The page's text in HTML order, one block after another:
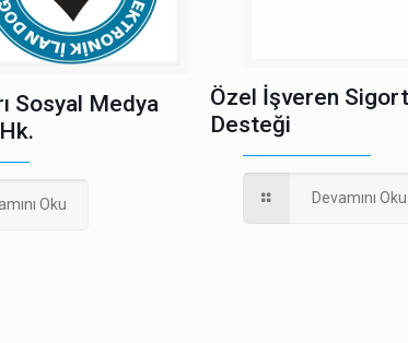
Sosyal Medya
Oku
Özel İşveren
Desteği
Devamını Oku